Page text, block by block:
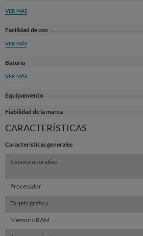
VER MÁS
Facilidad de uso
VER MÁS
Batería
VER MÁS
Equipamiento
Fiabilidad de la marca
CARACTERÍSTICAS
Características generales
Sistema operativo
Procesador
Tarjeta gráfica
Memoria RAM